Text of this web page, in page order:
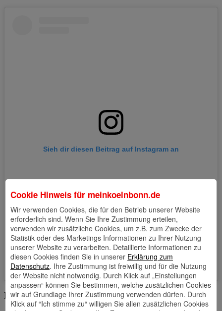
Sieh dir diesen Beitrag auf Instagram an
Ein Beitrag geteilt von 🎀 𝕷𝖎𝖛𝖎𝖓𝖌 𝕯𝖔𝖑𝖑 🎀 (@hell.cosplay)
Die „andere Mutter“ aus „Coraline“
Cookie Hinweis für meinkoelnbonn.de
Wir verwenden Cookies, die für den Betrieb unserer Website
erforderlich sind. Wenn Sie Ihre Zustimmung erteilen,
verwenden wir zusätzliche Cookies, um z.B. zum Zwecke der
Statistik oder des Marketings Informationen zu Ihrer Nutzung
unserer Website zu verarbeiten. Detaillierte Informationen zu
diesen Cookies finden Sie in unserer Erklärung zum
Datenschutz. Ihre Zustimmung ist freiwillig und für die Nutzung
der Website nicht notwendig. Durch Klick auf „Einstellungen
anpassen“ können Sie bestimmen, welche zusätzlichen Cookies
wir auf Grundlage Ihrer Zustimmung verwenden dürfen. Durch
Klick auf “Ich stimme zu“ willigen Sie allen zusätzlichen Cookies